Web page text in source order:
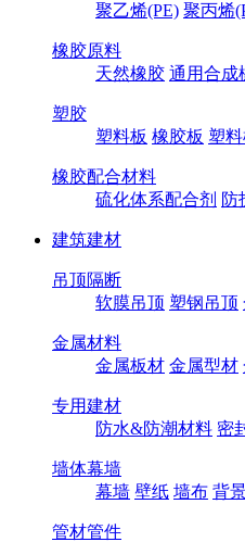
聚乙烯(PE) 聚丙烯
橡胶原料
天然橡胶 通用合成
塑胶
塑料板 橡胶板 塑
橡胶配合材料
硫化体系配合剂 防
建筑建材
吊顶隔断
软膜吊顶 塑钢吊顶
金属材料
金属板材 金属型材
专用建材
防水&防潮材料 密
墙体幕墙
幕墙 壁纸 墙布 背
管材管件